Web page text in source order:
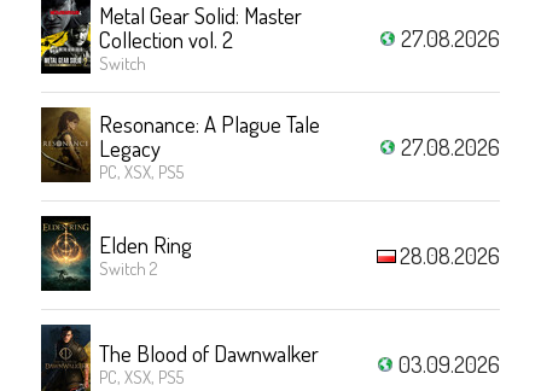
Metal Gear Solid: Master
Collection vol. 2
Switch
27.08.2026
Resonance: A Plague Tale
Legacy
PC, XSX, PS5
27.08.2026
Elden Ring
Switch 2 28.08.2026
The Blood of Dawnwalker
PC, XSX, PS5 03.09.2026